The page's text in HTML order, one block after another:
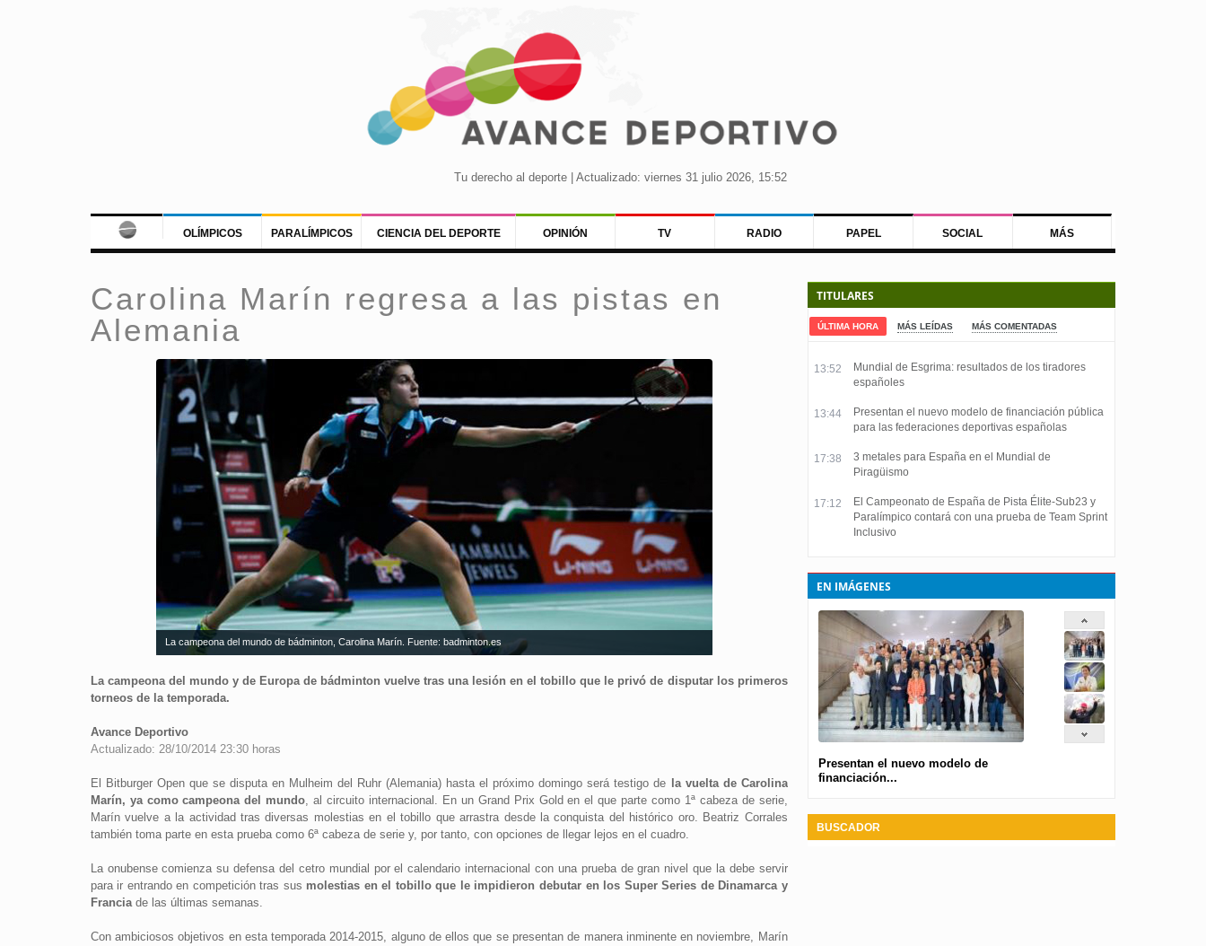
Tu derecho al deporte | Actualizado: viernes 31 julio 2026, 15:52
OLÍMPICOS PARALÍMPICOS CIENCIA DEL DEPORTE OPINIÓN TV RADIO PAPEL SOCIAL MÁS
Carolina Marín regresa a las pistas en
Alemania
La campeona del mundo de bádminton, Carolina Marín. Fuente: badminton.es
La campeona del mundo y de Europa de bádminton vuelve tras una lesión en el tobillo que le privó de disputar los primeros
torneos de la temporada.
Avance Deportivo
Actualizado: 28/10/2014 23:30 horas
El Bitburger Open que se disputa en Mulheim del Ruhr (Alemania) hasta el próximo domingo será testigo de la vuelta de Carolina
Marín, ya como campeona del mundo, al circuito internacional. En un Grand Prix Gold en el que parte como 1ª cabeza de serie,
Marín vuelve a la actividad tras diversas molestias en el tobillo que arrastra desde la conquista del histórico oro. Beatriz Corrales
también toma parte en esta prueba como 6ª cabeza de serie y, por tanto, con opciones de llegar lejos en el cuadro.
La onubense comienza su defensa del cetro mundial por el calendario internacional con una prueba de gran nivel que la debe servir
para ir entrando en competición tras sus molestias en el tobillo que le impidieron debutar en los Super Series de Dinamarca y
Franciade las últimas semanas.
Con ambiciosos objetivos en esta temporada 2014-2015, alguno de ellos que se presentan de manera inminente en noviembre, Marín
TITULARES
ÚLTIMA HORA MÁS LEÍDAS MÁS COMENTADAS
13:52
Mundial de Esgrima: resultados de los tiradores
españoles
13:44
Presentan el nuevo modelo de financiación pública
para las federaciones deportivas españolas
17:38
3 metales para España en el Mundial de
Piragüismo
17:12
El Campeonato de España de Pista Élite-Sub23 y
Paralímpico contará con una prueba de Team Sprint
Inclusivo
EN IMÁGENES
Presentan el nuevo modelo de
financiación...
BUSCADOR